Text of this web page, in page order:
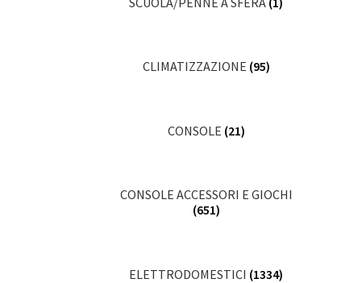
CLIMATIZZAZIONE (95)
CONSOLE (21)
CONSOLE ACCESSORI E GIOCHI
(651)
ELETTRODOMESTICI (1334)